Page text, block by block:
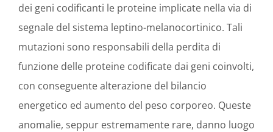
dei geni codificanti le proteine implicate nella via di
segnale del sistema leptino-melanocortinico. Tali
mutazioni sono responsabili della perdita di
funzione delle proteine codificate dai geni coinvolti,
con conseguente alterazione del bilancio
energetico ed aumento del peso corporeo. Queste
anomalie, seppur estremamente rare, danno luogo